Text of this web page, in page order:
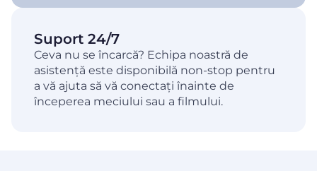
Suport 24/7
Ceva nu se încarcă? Echipa noastră de
asistență este disponibilă non-stop pentru
a vă ajuta să vă conectați înainte de
începerea meciului sau a filmului.